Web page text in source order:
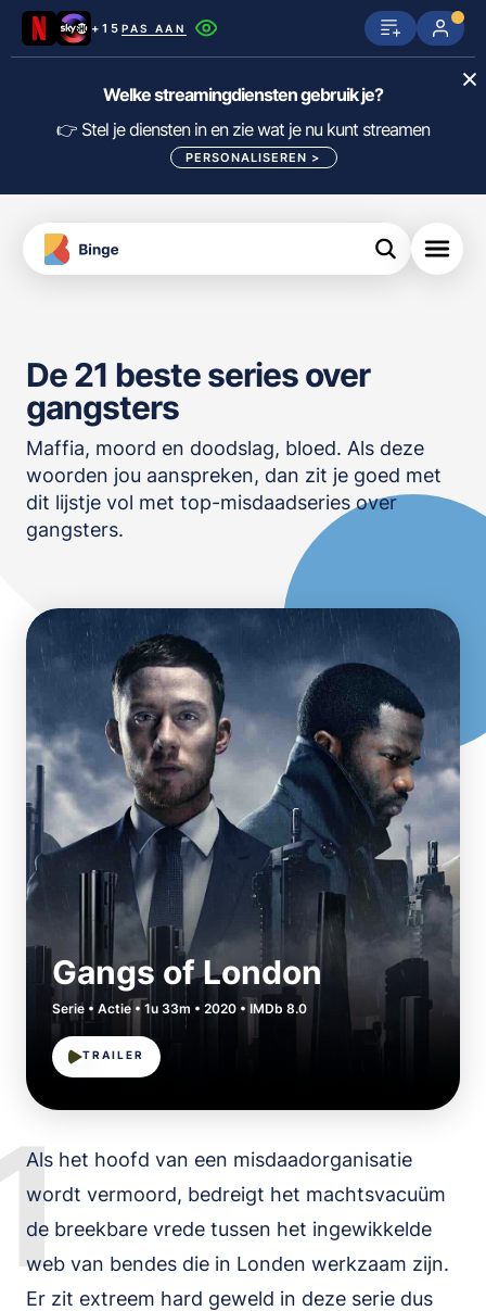
+15 PAS AAN
Netflix SkyShowtime Prime Video
Disney+ Videoland HBO Max
Viaplay Apple TV
meJane Canal+
FILTER FILMS EN SERIES OP MIJN
DIENSTEN
ALLES/NIETS SELECTEREN
OPSLAAN
Welke streamingdiensten gebruik je?
👉 Stel je diensten in en zie wat je nu kunt streamen
PERSONALISEREN >
Download
de
Binge
App
De 21 beste series over
gangsters
Maffia, moord en doodslag, bloed. Als deze
woorden jou aanspreken, dan zit je goed met
dit lijstje vol met top-misdaadseries over
gangsters.
Gangs of London
Serie • Actie • 1u 33m • 2020 • IMDb 8.0
TRAILER
Als het hoofd van een misdaadorganisatie
wordt vermoord, bedreigt het machtsvacuüm
de breekbare vrede tussen het ingewikkelde
web van bendes die in Londen werkzaam zijn.
Er zit extreem hard geweld in deze serie dus